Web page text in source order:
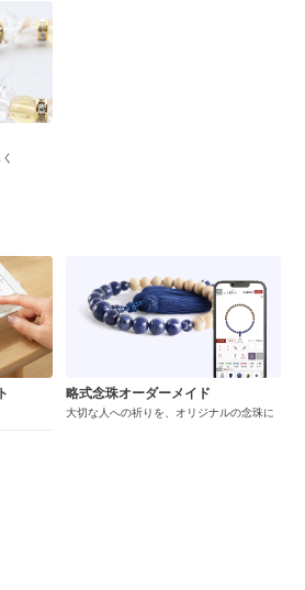
略式念珠オーダーメイド
大切な人への祈りを、オリジナルの念珠に